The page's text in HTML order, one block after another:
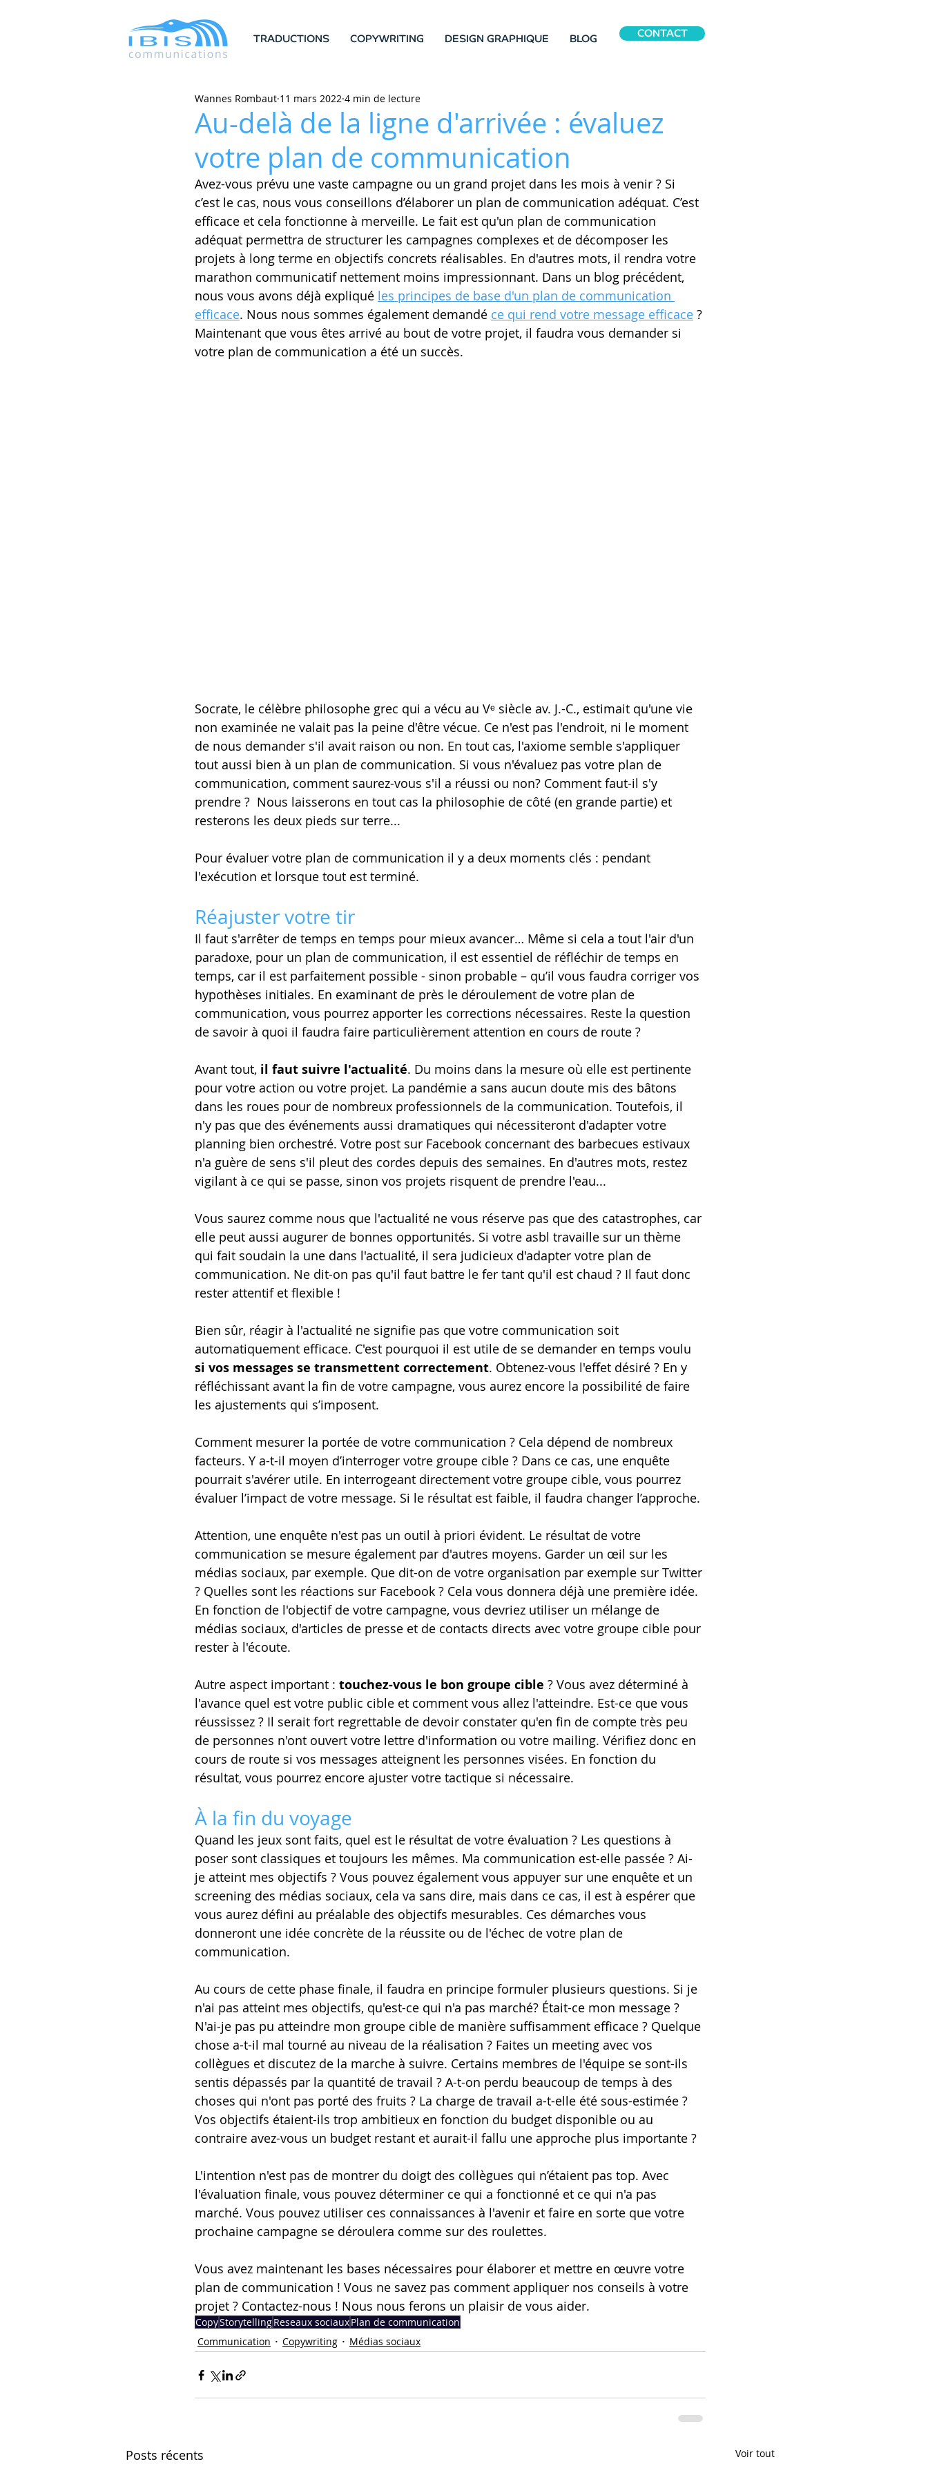
TRADUCTIONS COPYWRITING DESIGN GRAPHIQUE BLOG CONTACT
Au-delà de la ligne d'arrivée : évaluez
votre plan de communication
Wannes Rombaut 11 mars 2022 4 min de lecture
Avez-vous prévu une vaste campagne ou un grand projet dans les mois à venir ? Si
c’est le cas, nous vous conseillons d’élaborer un plan de communication adéquat. C’est
efficace et cela fonctionne à merveille. Le fait est qu'un plan de communication
adéquat permettra de structurer les campagnes complexes et de décomposer les
projets à long terme en objectifs concrets réalisables. En d'autres mots, il rendra votre
marathon communicatif nettement moins impressionnant. Dans un blog précédent,
nous vous avons déjà expliqué les principes de base d'un plan de communication
efficace. Nous nous sommes également demandé ce qui rend votre message efficace ?
Maintenant que vous êtes arrivé au bout de votre projet, il faudra vous demander si
votre plan de communication a été un succès.
Socrate, le célèbre philosophe grec qui a vécu au Vᵉ siècle av. J.-C., estimait qu'une vie
non examinée ne valait pas la peine d'être vécue. Ce n'est pas l'endroit, ni le moment
de nous demander s'il avait raison ou non. En tout cas, l'axiome semble s'appliquer
tout aussi bien à un plan de communication. Si vous n'évaluez pas votre plan de
communication, comment saurez-vous s'il a réussi ou non? Comment faut-il s'y
prendre ?  Nous laisserons en tout cas la philosophie de côté (en grande partie) et
resterons les deux pieds sur terre...
Pour évaluer votre plan de communication il y a deux moments clés : pendant
l'exécution et lorsque tout est terminé.
Réajuster votre tir
Il faut s'arrêter de temps en temps pour mieux avancer… Même si cela a tout l'air d'un
paradoxe, pour un plan de communication, il est essentiel de réfléchir de temps en
temps, car il est parfaitement possible - sinon probable – qu’il vous faudra corriger vos
hypothèses initiales. En examinant de près le déroulement de votre plan de
communication, vous pourrez apporter les corrections nécessaires. Reste la question
de savoir à quoi il faudra faire particulièrement attention en cours de route ?
Avant tout, il faut suivre l'actualité. Du moins dans la mesure où elle est pertinente
pour votre action ou votre projet. La pandémie a sans aucun doute mis des bâtons
dans les roues pour de nombreux professionnels de la communication. Toutefois, il
n'y pas que des événements aussi dramatiques qui nécessiteront d'adapter votre
planning bien orchestré. Votre post sur Facebook concernant des barbecues estivaux
n'a guère de sens s'il pleut des cordes depuis des semaines. En d'autres mots, restez
vigilant à ce qui se passe, sinon vos projets risquent de prendre l'eau...
Vous saurez comme nous que l'actualité ne vous réserve pas que des catastrophes, car
elle peut aussi augurer de bonnes opportunités. Si votre asbl travaille sur un thème
qui fait soudain la une dans l'actualité, il sera judicieux d'adapter votre plan de
communication. Ne dit-on pas qu'il faut battre le fer tant qu'il est chaud ? Il faut donc
rester attentif et flexible !
Bien sûr, réagir à l'actualité ne signifie pas que votre communication soit
automatiquement efficace. C'est pourquoi il est utile de se demander en temps voulu
si vos messages se transmettent correctement. Obtenez-vous l'effet désiré ? En y
réfléchissant avant la fin de votre campagne, vous aurez encore la possibilité de faire
les ajustements qui s’imposent.
Comment mesurer la portée de votre communication ? Cela dépend de nombreux
facteurs. Y a-t-il moyen d’interroger votre groupe cible ? Dans ce cas, une enquête
pourrait s'avérer utile. En interrogeant directement votre groupe cible, vous pourrez
évaluer l’impact de votre message. Si le résultat est faible, il faudra changer l’approche.
Attention, une enquête n'est pas un outil à priori évident. Le résultat de votre
communication se mesure également par d'autres moyens. Garder un œil sur les
médias sociaux, par exemple. Que dit-on de votre organisation par exemple sur Twitter
? Quelles sont les réactions sur Facebook ? Cela vous donnera déjà une première idée.
En fonction de l'objectif de votre campagne, vous devriez utiliser un mélange de
médias sociaux, d'articles de presse et de contacts directs avec votre groupe cible pour
rester à l'écoute.
Autre aspect important : touchez-vous le bon groupe cible ? Vous avez déterminé à
l'avance quel est votre public cible et comment vous allez l'atteindre. Est-ce que vous
réussissez ? Il serait fort regrettable de devoir constater qu'en fin de compte très peu
de personnes n'ont ouvert votre lettre d'information ou votre mailing. Vérifiez donc en
cours de route si vos messages atteignent les personnes visées. En fonction du
résultat, vous pourrez encore ajuster votre tactique si nécessaire.
À la fin du voyage
Quand les jeux sont faits, quel est le résultat de votre évaluation ? Les questions à
poser sont classiques et toujours les mêmes. Ma communication est-elle passée ? Ai-
je atteint mes objectifs ? Vous pouvez également vous appuyer sur une enquête et un
screening des médias sociaux, cela va sans dire, mais dans ce cas, il est à espérer que
vous aurez défini au préalable des objectifs mesurables. Ces démarches vous
donneront une idée concrète de la réussite ou de l'échec de votre plan de
communication.
Au cours de cette phase finale, il faudra en principe formuler plusieurs questions. Si je
n'ai pas atteint mes objectifs, qu'est-ce qui n'a pas marché? Était-ce mon message ?
N'ai-je pas pu atteindre mon groupe cible de manière suffisamment efficace ? Quelque
chose a-t-il mal tourné au niveau de la réalisation ? Faites un meeting avec vos
collègues et discutez de la marche à suivre. Certains membres de l'équipe se sont-ils
sentis dépassés par la quantité de travail ? A-t-on perdu beaucoup de temps à des
choses qui n'ont pas porté des fruits ? La charge de travail a-t-elle été sous-estimée ?
Vos objectifs étaient-ils trop ambitieux en fonction du budget disponible ou au
contraire avez-vous un budget restant et aurait-il fallu une approche plus importante ?
L'intention n'est pas de montrer du doigt des collègues qui n’étaient pas top. Avec
l'évaluation finale, vous pouvez déterminer ce qui a fonctionné et ce qui n'a pas
marché. Vous pouvez utiliser ces connaissances à l'avenir et faire en sorte que votre
prochaine campagne se déroulera comme sur des roulettes.
Vous avez maintenant les bases nécessaires pour élaborer et mettre en œuvre votre
plan de communication ! Vous ne savez pas comment appliquer nos conseils à votre
projet ? Contactez-nous ! Nous nous ferons un plaisir de vous aider.
CopyStorytellingReseaux sociauxPlan de communication
Communication
Copywriting Médias sociaux
Posts récents Voir tout